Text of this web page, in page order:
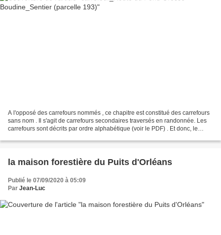
A l'opposé des carrefours nommés , ce chapitre est constitué des carrefours
sans nom . Il s'agit de carrefours secondaires traversés en randonnée. Les
carrefours sont décrits par ordre alphabétique (voir le PDF) . Et donc, le
la maison forestière du Puits d'Orléans
Publié le 07/09/2020 à 05:09
Par Jean-Luc